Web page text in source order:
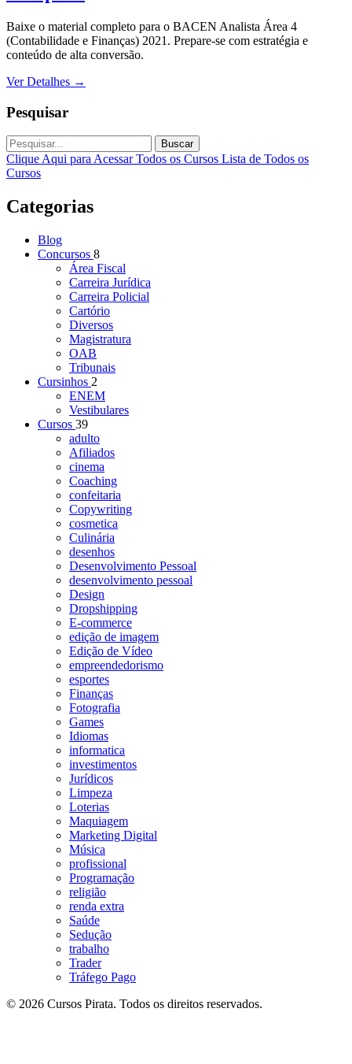
Baixe o material completo para o BACEN Analista Área 4
(Contabilidade e Finanças) 2021. Prepare-se com estratégia e
conteúdo de alta conversão.
Ver Detalhes →
Pesquisar
Buscar
Clique Aqui para Acessar Todos os Cursos Lista de Todos os
Cursos
Categorias
Blog
Concursos 8
Área Fiscal
Carreira Jurídica
Carreira Policial
Cartório
Diversos
Magistratura
OAB
Tribunais
Cursinhos 2
ENEM
Vestibulares
Cursos 39
adulto
Afiliados
cinema
Coaching
confeitaria
Copywriting
cosmetica
Culinária
desenhos
Desenvolvimento Pessoal
desenvolvimento pessoal
Design
Dropshipping
E-commerce
edição de imagem
Edição de Vídeo
empreendedorismo
esportes
Finanças
Fotografia
Games
Idiomas
informatica
investimentos
Jurídicos
Limpeza
Loterias
Maquiagem
Marketing Digital
Música
profissional
Programação
religião
renda extra
Saúde
Sedução
trabalho
Trader
Tráfego Pago
© 2026 Cursos Pirata. Todos os direitos reservados.